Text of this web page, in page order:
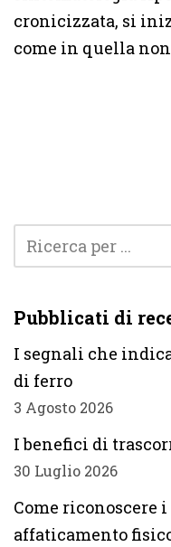
cronicizzata, si
come in quella
Pubblicati di
I segnali che
di ferro
3 Agosto 2026
I benefici di
30 Luglio 2026
Come riconoscere
affaticamento